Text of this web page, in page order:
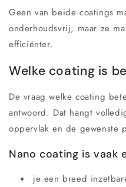
Geen van beide coatings
onderhoudsvrij, maar ze
efficiënter.
Welke coating is
De vraag welke coating
antwoord. Dat hangt
oppervlak en de gewenste
Nano coating is vaak
je een breed